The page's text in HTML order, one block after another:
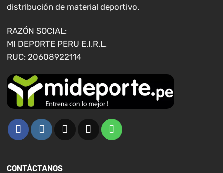
distribución de material deportivo.
RAZÓN SOCIAL:
MI DEPORTE PERU E.I.R.L.
RUC: 20608922114
CONTÁCTANOS